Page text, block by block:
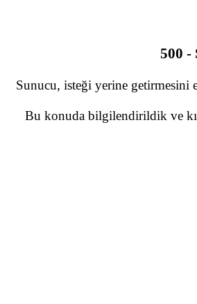
500 -
Sunucu, isteği yerine getirmesini
Bu konuda bilgilendirildik ve